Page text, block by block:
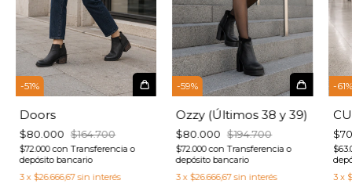
-51%
Doors
$80.000 $164.700
$72.000con Transferencia o
depósito bancario
3 x $26.666,67 sin interés
-59%
Ozzy (Últimos 38 y 39)
$80.000 $194.700
$72.000con Transferencia o
depósito bancario
3 x$26.666,67 sin interés
-61
3 x